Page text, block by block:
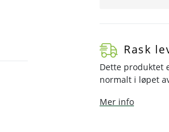
Rask
Dette produktet
normalt i løpet
Mer info